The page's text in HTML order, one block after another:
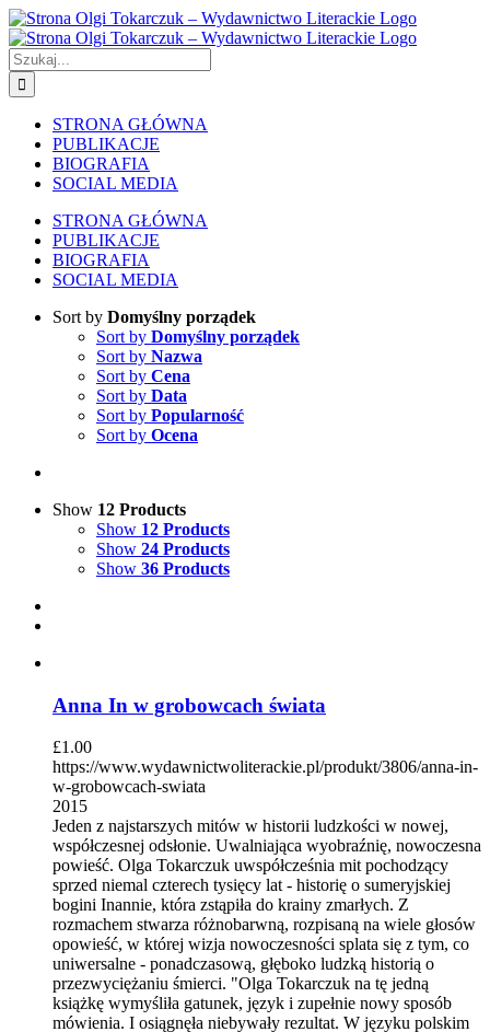
Skip
to
content
Szukaj
STRONA GŁÓWNA
PUBLIKACJE
BIOGRAFIA
SOCIAL MEDIA
STRONA GŁÓWNA
PUBLIKACJE
BIOGRAFIA
SOCIAL MEDIA
Sort by Domyślny porządek
Sort by Domyślny porządek
Sort by Nazwa
Sort by Cena
Sort by Data
Sort by Popularność
Sort by Ocena
Show 12 Products
Show 12 Products
Show 24 Products
Show 36 Products
Anna In w grobowcach świata
£1.00
https://www.wydawnictwoliterackie.pl/produkt/3806/anna-in-
w-grobowcach-swiata
2015
Jeden z najstarszych mitów w historii ludzkości w nowej,
współczesnej odsłonie. Uwalniająca wyobraźnię, nowoczesna
powieść. Olga Tokarczuk uwspółcześnia mit pochodzący
sprzed niemal czterech tysięcy lat - historię o sumeryjskiej
bogini Inannie, która zstąpiła do krainy zmarłych. Z
rozmachem stwarza różnobarwną, rozpisaną na wiele głosów
opowieść, w której wizja nowoczesności splata się z tym, co
uniwersalne - ponadczasową, głęboko ludzką historią o
przezwyciężaniu śmierci. "Olga Tokarczuk na tę jedną
książkę wymyśliła gatunek, język i zupełnie nowy sposób
mówienia. I osiągnęła niebywały rezultat. W języku polskim